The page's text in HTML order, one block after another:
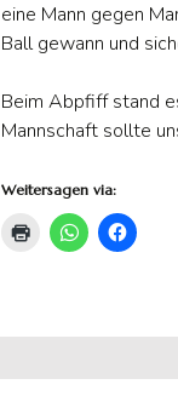
eine Mann gegen
Ball gewann und
Beim Abpfiff stand
Mannschaft sollte
Weitersagen via: